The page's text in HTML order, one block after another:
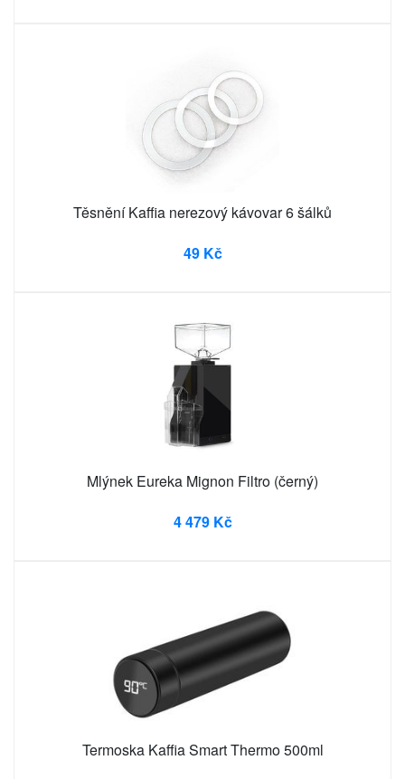
Těsnění Kaffia nerezový kávovar 6 šálků
49 Kč
Mlýnek Eureka Mignon Filtro (černý)
4 479 Kč
Termoska Kaffia Smart Thermo 500ml